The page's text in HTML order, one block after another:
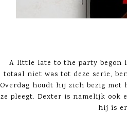
A little late to the party begon
totaal niet was tot deze serie,
Overdag houdt hij zich bezig met
ze pleegt. Dexter is namelijk
hij is